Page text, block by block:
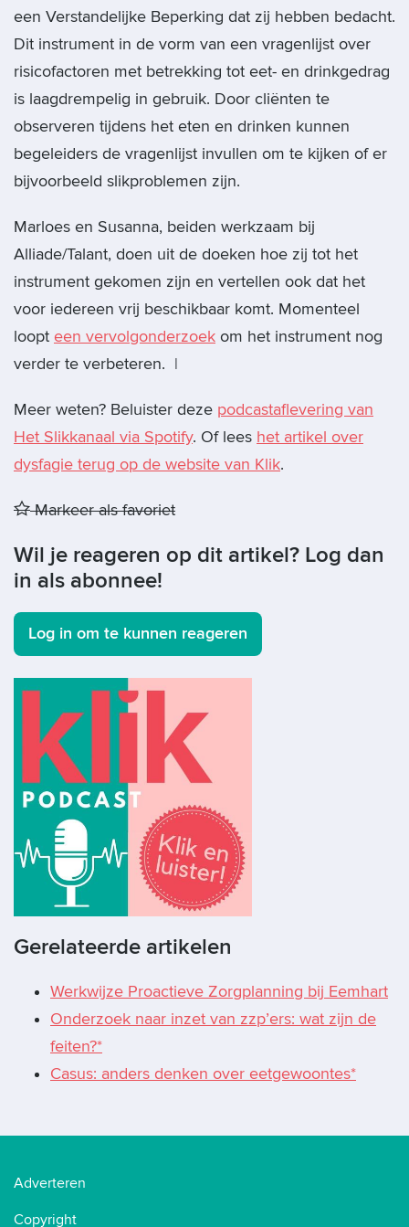
een Verstandelijke Beperking dat zij hebben bedacht.
Dit instrument in de vorm van een vragenlijst over
risicofactoren met betrekking tot eet- en drinkgedrag
is laagdrempelig in gebruik. Door cliënten te
observeren tijdens het eten en drinken kunnen
begeleiders de vragenlijst invullen om te kijken of er
bijvoorbeeld slikproblemen zijn.
Marloes en Susanna, beiden werkzaam bij
Alliade/Talant, doen uit de doeken hoe zij tot het
instrument gekomen zijn en vertellen ook dat het
voor iedereen vrij beschikbaar komt. Momenteel
loopt een vervolgonderzoek om het instrument nog
verder te verbeteren. |
Meer weten? Beluister deze podcastaflevering van
Het Slikkanaal via Spotify. Of lees het artikel over
dysfagie terug op de website van Klik.
Markeer als favoriet
Wil je reageren op dit artikel? Log dan
in als abonnee!
Log in om te kunnen reageren
Gerelateerde artikelen
Werkwijze Proactieve Zorgplanning bij Eemhart
Onderzoek naar inzet van zzp’ers: wat zijn de
feiten?*
Casus: anders denken over eetgewoontes*
Adverteren
Copyright